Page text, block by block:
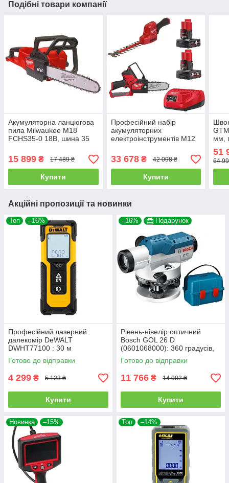
Подібні товари компанії
Акумуляторна ланцюгова
пила Milwaukee M18
FCHS35-0 18В, шина 35
15 899 ₴ 17 489 ₴
Купити
Професійний набір
акумуляторних
електроінструментів M12
MILWAUKEE :з АКБ,
Кущоріз 20см, ланцюгова
пила 15см
33 678₴ 42 098 ₴
Купити
мм,
13
51
64
Акційні пропозиції та новинки
Топ –16%
Професійний лазерний
далекомір DeWALT
DWHT77100 : 30 м
електронна лазерна рулетка
Готово до відправки
4 299 ₴ 5 123 ₴
Купити
–16% Подарунок
Рівень-нівелір оптичний
Bosch GOL 26 D
(0601068000): 360 градусів,
до 100м, 26х зум
Готово до відправки
11 766 ₴ 14 002 ₴
Купити
Новинка –15% Топ –14%